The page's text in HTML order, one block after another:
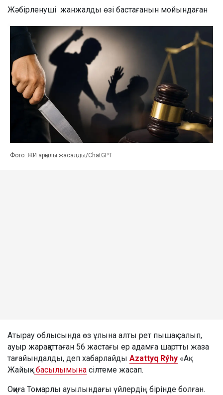
Жәбірленуші жанжалды өзі бастағанын мойындаған
Фото: ЖИ арқылы жасалды/ChatGPT
Атырау облысында өз ұлына алты рет пышақ салып,
ауыр жарақаттаған 56 жастағы ер адамға шартты жаза
тағайындалды, деп хабарлайды Azattyq Rýhy «Ақ
Жайық»басылымына сілтеме жасап.
Оқиға Томарлы ауылындағы үйлердің бірінде болған.